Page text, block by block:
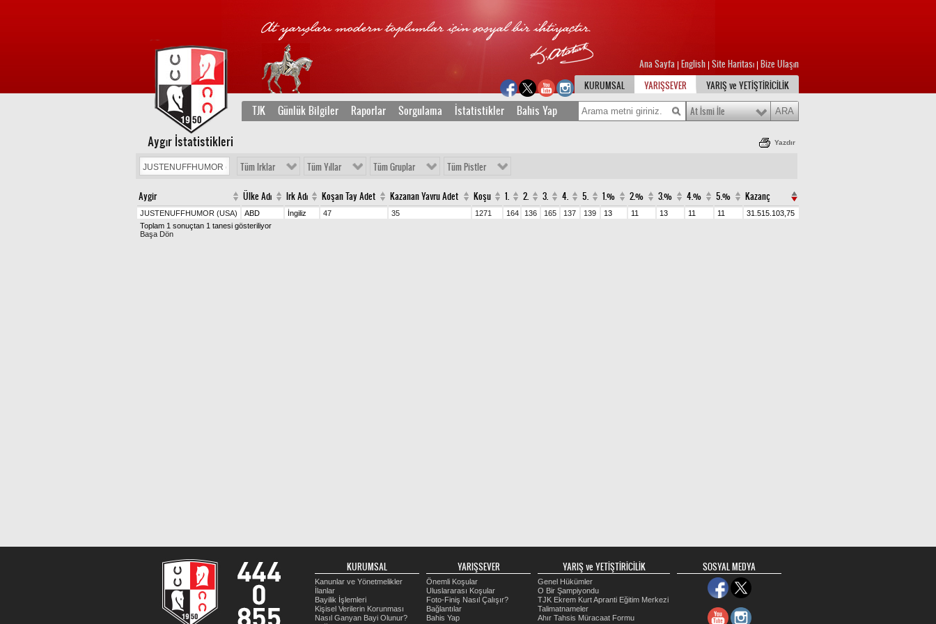
Ana Sayfa English Site Haritası Bize Ulaşın
KURUMSAL
YARIŞSEVER YARIŞ ve YETİŞTİRİCİLİK
TJK Günlük Bilgiler Raporlar Sorgulama İstatistikler Bahis Yap At İsmi İle
Aygır İstatistikleri Yazdır
Tüm Irklar Tüm Yıllar Tüm Gruplar Tüm Pistler
Aygir Ülke Adı Irk Adı Koşan Tay Adet Kazanan Yavru Adet Koşu 1. 2. 3. 4. 5. 1.% 2.% 3.% 4.% 5.% Kazanç
JUSTENUFFHUMOR (USA) ABD İngiliz 47 35 1271 164 136 165 137 139 13 11 13 11 11
31.515.103,75
Toplam 1 sonuçtan 1 tanesi gösteriliyor
Başa Dön
KURUMSAL
Kanunlar ve Yönetmelikler
İlanlar
Bayilik İşlemleri
Kişisel Verilerin Korunması
Nasıl Ganyan Bayi Olunur?
YARIŞSEVER
Önemli Koşular
Uluslararası Koşular
Foto-Finiş Nasıl Çalışır?
Bağlantılar
Bahis Yap
YARIŞ ve YETİŞTİRİCİLİK
Genel Hükümler
O Bir Şampiyondu
TJK Ekrem Kurt Apranti Eğitim Merkezi
Talimatnameler
Ahır Tahsis Müracaat Formu
SOSYAL MEDYA